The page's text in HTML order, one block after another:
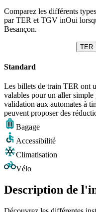
Comparez les différents
par TER et TGV inOui
Besançon.
TER
Standard
Les billets de train TER ont
valables pour un aller
validation aux automates à
peuvent proposer des
Bagage
Accessibilité
Climatisation
Vélo
Description de